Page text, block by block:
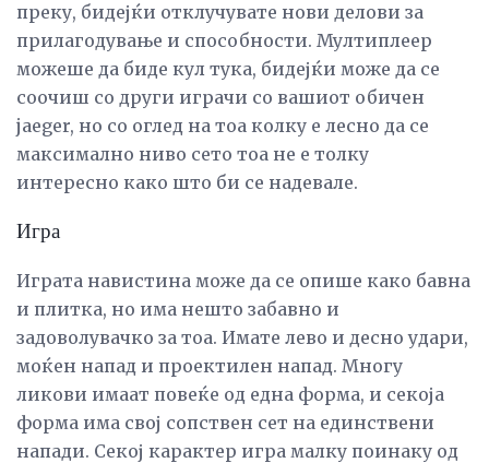
преку, бидејќи отклучувате нови делови за
прилагодување и способности. Мултиплеер
можеше да биде кул тука, бидејќи може да се
соочиш со други играчи со вашиот обичен
jaeger, но со оглед на тоа колку е лесно да се
максимално ниво сето тоа не е толку
интересно како што би се надевале.
Игра
Играта навистина може да се опише како бавна
и плитка, но има нешто забавно и
задоволувачко за тоа. Имате лево и десно удари,
моќен напад и проектилен напад. Многу
ликови имаат повеќе од една форма, и секоја
форма има свој сопствен сет на единствени
напади. Секој карактер игра малку поинаку од